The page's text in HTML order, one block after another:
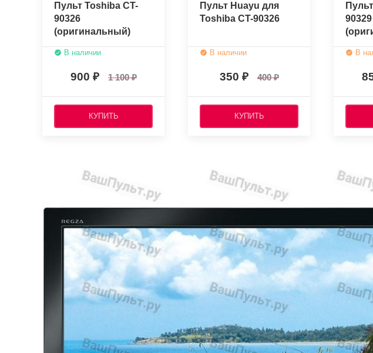
Пульт Toshiba CT-
90326
(оригинальный)
В наличии
900 1 100
КУПИТЬ
Пульт Huayu для
Toshiba CT-90326
В наличии
350 400
КУПИТЬ
90329
В